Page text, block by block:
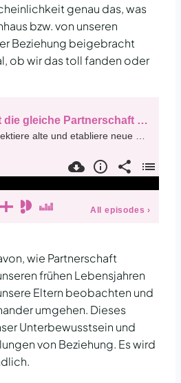
genau das, was
bzw. von unseren
Beziehung beigebracht
ob wir das toll fanden oder
wie Partnerschaft
frühen Lebensjahren
Eltern beobachten und
umgehen. Dieses
Unterbewusstsein und
von Beziehung. Es wird